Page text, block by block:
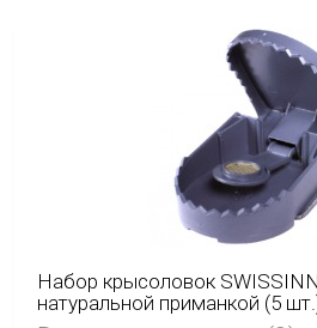
Набор крысоловок
натуральной приманкой (5